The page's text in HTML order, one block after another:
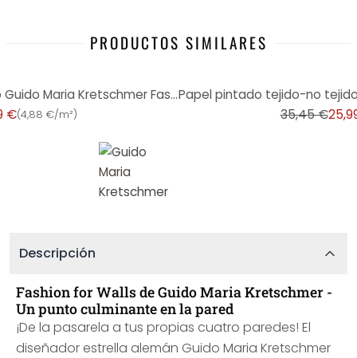
PRODUCTOS SIMILARES
Papel pintado tejido-no tejido Guido Maria Kretschmer Fashion for Walls topo
€(4,88 €/m²) 35,45 €
Descripción
Fashion for Walls de Guido Maria Kretschmer -
Un punto culminante en la pared
¡De la pasarela a tus propias cuatro paredes! El
diseñador estrella alemán Guido Maria Kretschmer